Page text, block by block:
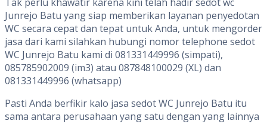
Junrejo Batu yang siap memberikan layanan penyedotan
WC secara cepat dan tepat untuk Anda, untuk mengorder
jasa dari kami silahkan hubungi nomor telephone sedot
WC Junrejo Batu kami di 081331449996 (simpati),
085785902009 (im3) atau 087848100029 (XL) dan
081331449996 (whatsapp)
Pasti Anda berfikir kalo jasa sedot WC Junrejo Batu itu
sama antara perusahaan yang satu dengan yang lainnya